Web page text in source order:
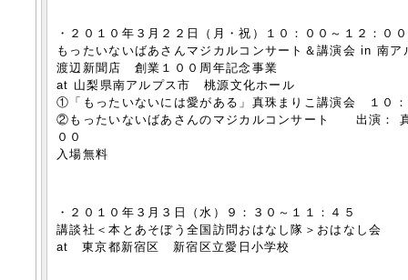
・２０１０年３月２２日（月・祝）１０：００～１２：００
もったいないばあさんマジカルコンサート＆講演会 in 南ア
渡辺新聞店 創業１００周年記念事業
at 山梨県南アルプス市 桃源文化ホール
①「もったいないには愛がある」真珠まりこ講演会 １０
②もったいないばあさんのマジカルコンサート 出演：
００
入場無料
・２０１０年３月３日（水）９：３０～１１：４５
講談社＜本とあそぼう全国訪問おはなし隊＞おはなし会
at 東京都新宿区 新宿区立愛日小学校